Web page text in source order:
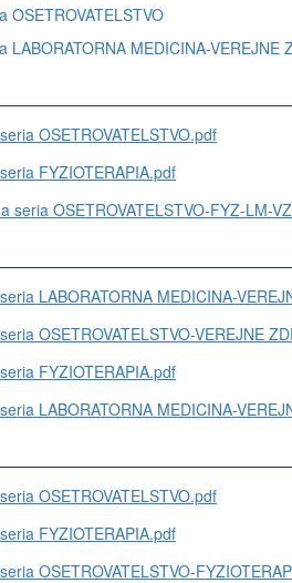
OSETROVATELSTVO
LABORATORNA MEDICINA-VEREJNE
OSETROVATELSTVO.pdf
FYZIOTERAPIA.pdf
seria OSETROVATELSTVO-FYZ-LM-
LABORATORNA MEDICINA-
OSETROVATELSTVO-VEREJNE
FYZIOTERAPIA.pdf
LABORATORNA MEDICINA-
OSETROVATELSTVO.pdf
FYZIOTERAPIA.pdf
OSETROVATELSTVO-